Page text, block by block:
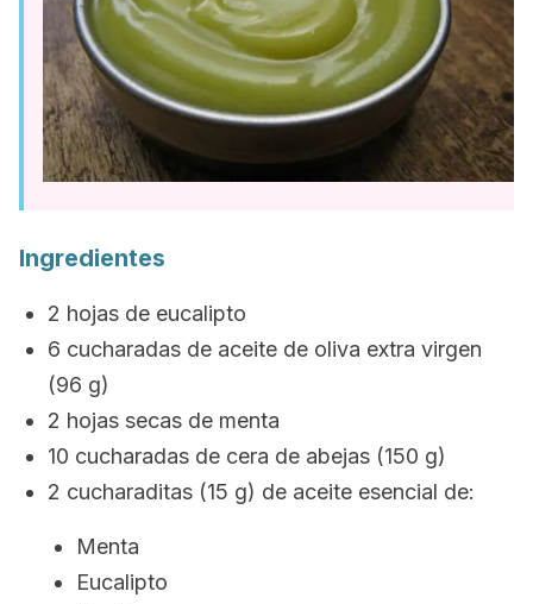
Ingredientes
2 hojas de eucalipto
6 cucharadas de aceite de oliva extra virgen
(96 g)
2 hojas secas de menta
10 cucharadas de cera de abejas (150 g)
2 cucharaditas (15 g) de aceite esencial de:
Menta
Eucalipto